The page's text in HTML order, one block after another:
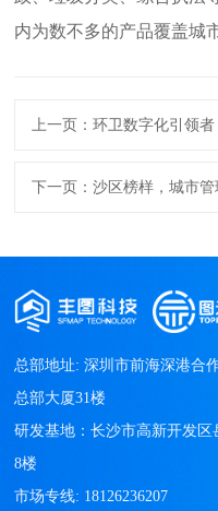
内为数不多的产品覆盖城
上一页：环卫数字化引领
下一页：沙区榜样，城市
总部地址: 深圳市前海深港合
总部大厦31楼
研发基地：长沙市高新开发
8楼